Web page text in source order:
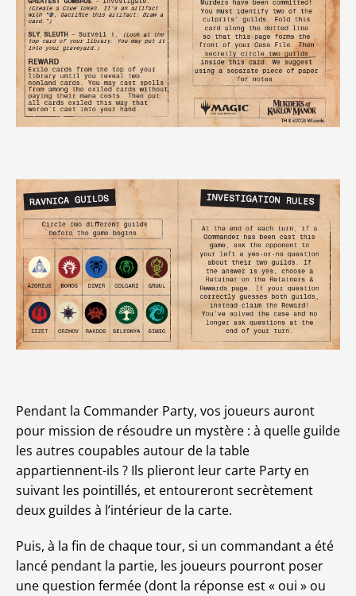
Pendant la Commander Party, vos joueurs auront
pour mission de résoudre un mystère : à quelle guilde
les autres coupables autour de la table
appartiennent-ils ? Ils plieront leur carte Party en
suivant les pointillés, et entoureront secrètement
deux guildes à l’intérieur de la carte.
Puis, à la fin de chaque tour, si un commandant a été
lancé pendant la partie, les joueurs pourront poser
une question fermée (dont la réponse est « oui » ou